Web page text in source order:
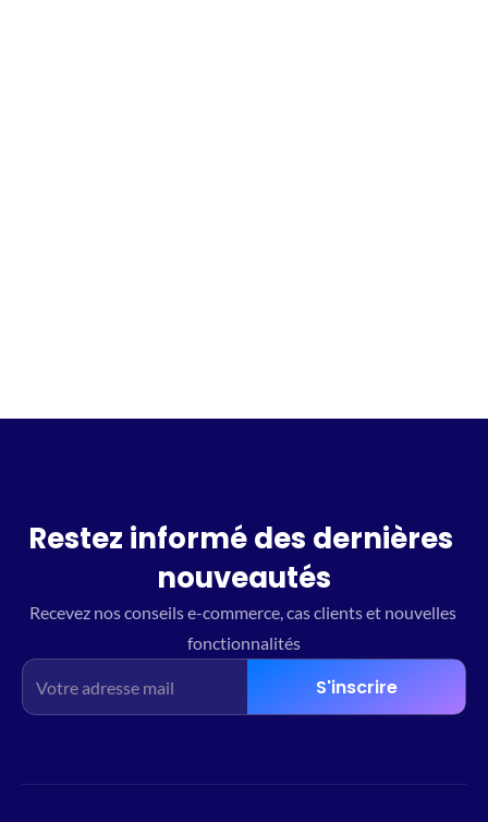
Restez informé des dernières
nouveautés
Recevez nos conseils e-commerce, cas clients et nouvelles
fonctionnalités
S'inscrire